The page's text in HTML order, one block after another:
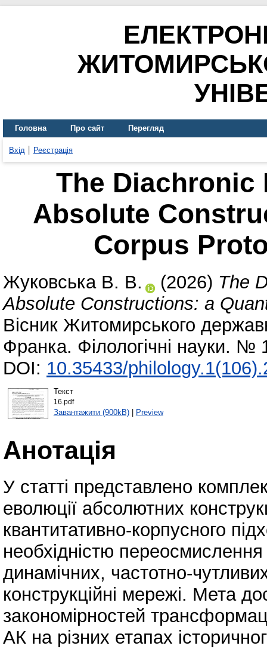
Головна Про сайт Перегляд
Вхід Реєстрація
The
Absolute
Corpus
Жуковська В. В. (2026) The
Absolute Constructions: a
Вісник Житомирського
Франка. Філологічні науки.
DOI: 10.35433/
Текст
16.pdf
Завантажити (900kB)| Preview
Анотація
У статті представлено
еволюції абсолютних
квантитативно-корпусного
необхідністю
динамічних, частотно-
конструкційні мережі. Мета
закономірностей
АК на різних етапах